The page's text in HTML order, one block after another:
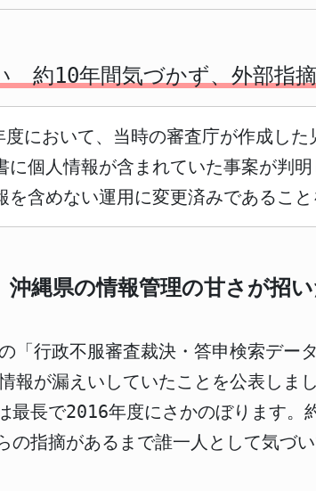
約10年間気づかず、外部指
において、当時の審査庁が作成し
に個人情報が含まれていた事案が判
含めない運用に変更済みであること
縄県の情報管理の甘さが招
「行政不服審査裁決・答申検索デー
報が漏えいしていたことを公表し
最長で2016年度にさかのぼります
の指摘があるまで誰一人として気づ